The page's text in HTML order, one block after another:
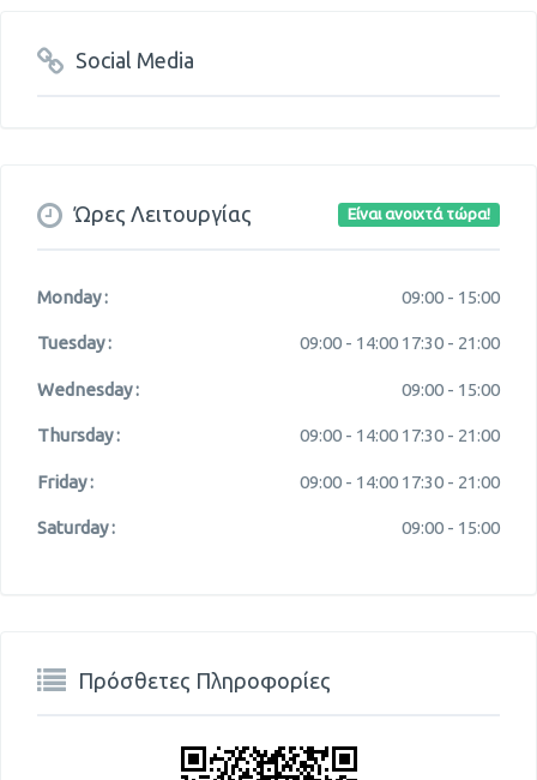
Social Media
Ώρες Λειτουργίας Είναι ανοιχτά τώρα!
Monday : 09:00 - 15:00
Tuesday : 09:00 - 14:00 17:30 - 21:00
Wednesday : 09:00 - 15:00
Thursday : 09:00 - 14:00 17:30 - 21:00
Friday : 09:00 - 14:00 17:30 - 21:00
Saturday : 09:00 - 15:00
Πρόσθετες Πληροφορίες